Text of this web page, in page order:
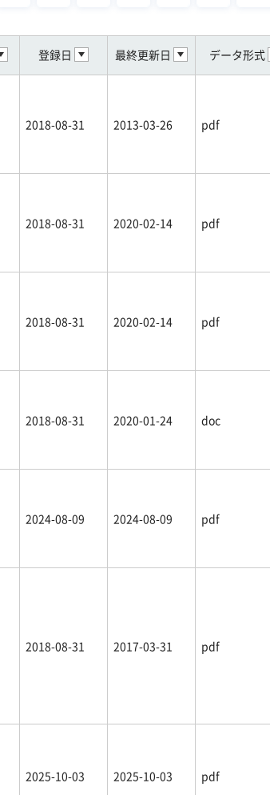
登録日 最終更新日 データ形式
2018-08-31 2013-03-26 pdf
2018-08-31 2020-02-14 pdf
2018-08-31 2020-02-14 pdf
2018-08-31 2020-01-24 doc
2024-08-09 2024-08-09 pdf
2018-08-31 2017-03-31 pdf
2025-10-03 2025-10-03 pdf